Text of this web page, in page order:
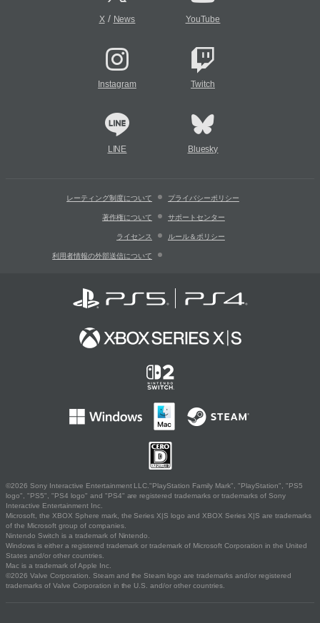
X/ News YouTube
Instagram Twitch
LINE Bluesky
レーティング制度について プライバシーポリシー
著作権について サポートセンター
ライセンス ルール＆ポリシー
利用者情報の外部送信について
©2026 Sony Interactive Entertainment LLC."PlayStation Family Mark", "PlayStation", "PS5
logo", "PS5", "PS4 logo" and "PS4" are registered trademarks or trademarks of Sony
Interactive Entertainment Inc.
Microsoft, the XBOX Sphere mark, the Series X|S logo and XBOX Series X|S are trademarks
of the Microsoft group of companies.
Nintendo Switch is a trademark of Nintendo.
Windows is either a registered trademark or trademark of Microsoft Corporation in the United
States and/or other countries.
Mac is a trademark of Apple Inc.
©2026 Valve Corporation. Steam and the Steam logo are trademarks and/or registered
trademarks of Valve Corporation in the U.S. and/or other countries.